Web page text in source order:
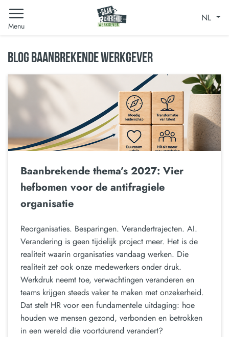
Menu
NL
BLOG BAANBREKENDE WERKGEVER
Baanbrekende thema’s 2027: Vier
hefbomen voor de antifragiele
organisatie
Reorganisaties. Besparingen. Verandertrajecten. AI.
Verandering is geen tijdelijk project meer. Het is de
realiteit waarin organisaties vandaag werken. Die
realiteit zet ook onze medewerkers onder druk.
Werkdruk neemt toe, verwachtingen veranderen en
teams krijgen steeds vaker te maken met onzekerheid.
Dat stelt HR voor een fundamentele uitdaging: hoe
houden we mensen gezond, verbonden en betrokken
in een wereld die voortdurend verandert?